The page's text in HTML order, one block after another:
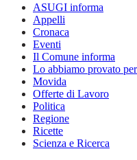
ASUGI informa
Appelli
Cronaca
Eventi
Il Comune informa
Lo abbiamo provato
Movida
Offerte di Lavoro
Politica
Regione
Ricette
Scienza e Ricerca